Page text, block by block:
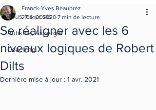
Tous les posts
Autisme, Asperger
Coaching
Se réaligner avec les 6
niveaux logiques de Robert
Dilts
Franck-Yves Beauprez
27 août 2020 7 min de lecture
Dernière mise à jour : 1 avr. 2021